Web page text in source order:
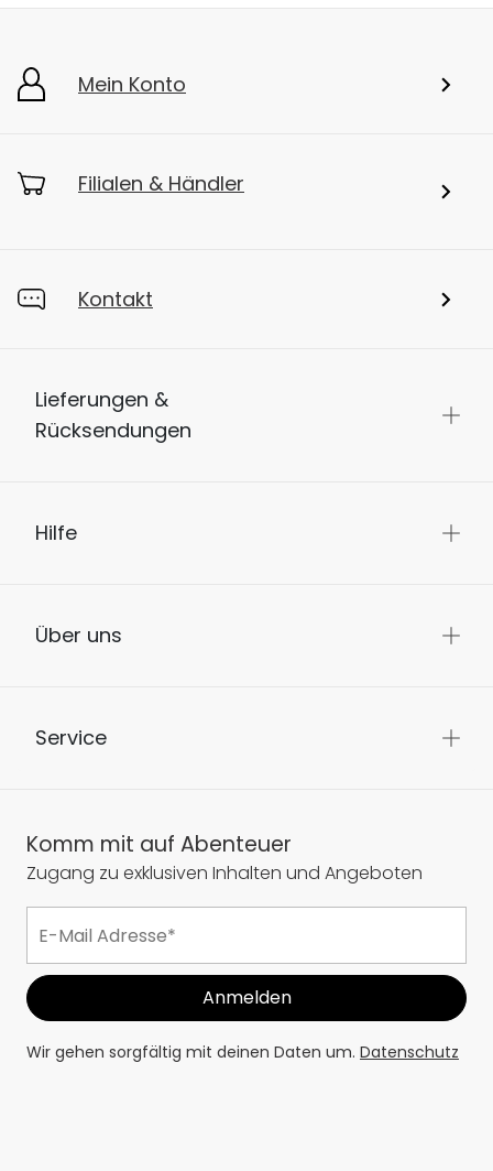
Mein Konto
Filialen & Händler
Kontakt
Lieferungen &
Rücksendungen
Hilfe
Über uns
Service
Komm mit auf Abenteuer
Zugang zu exklusiven Inhalten und Angeboten
Wir gehen sorgfältig mit deinen Daten um. Datenschutz